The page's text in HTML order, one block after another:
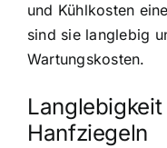
und Kühlkosten
sind sie langlebig
Wartungskosten.
Hanfziegeln